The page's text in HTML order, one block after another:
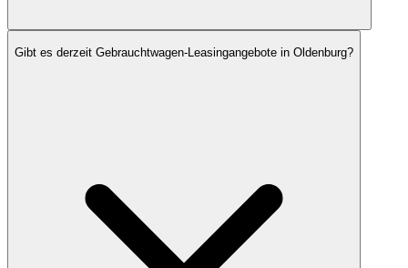
Gibt es derzeit Gebrauchtwagen-Leasingangebote in Oldenburg?